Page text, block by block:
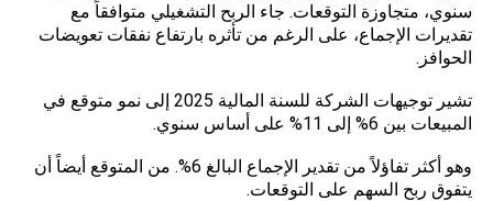
سنوي، متجاوزة التوقعات. جاء الربح التشغيلي متوافقاً مع
تقديرات الإجماع، على الرغم من تأثره بارتفاع نفقات تعويضات
الحوافز.
تشير توجيهات الشركة للسنة المالية 2025 إلى نمو متوقع في
المبيعات بين 6% إلى 11% على أساس سنوي.
وهو أكثر تفاؤلاً من تقدير الإجماع البالغ 6%. من المتوقع أيضاً أن
يتفوق ربح السهم على التوقعات.